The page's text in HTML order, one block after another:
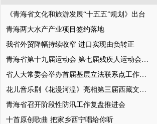
《青海省文化和旅游发展“十五五”规划》出台
青海两大水产产业项目签约落地
我省外贸降幅持续收窄 进口实现由负转正
青海省第十九届运动会 第七届残疾人运动会开幕侧记
省人大常委会举办首届基层立法联系点工作人员培训班
花儿音乐剧《花漫河湟》亮相第三届西藏文化艺术节
青海省召开阶段性防汛工作复盘推进会
十首原创歌曲 把家乡西宁唱给你听